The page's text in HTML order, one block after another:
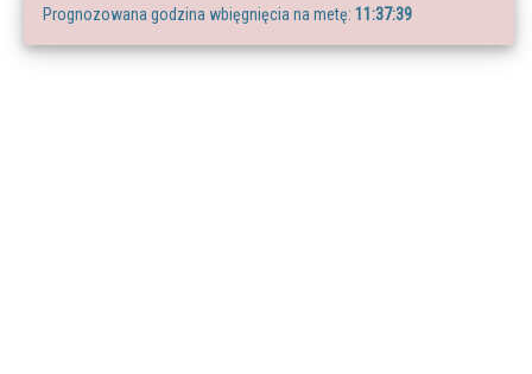
Prognozowana godzina wbięgnięcia na metę: 11:37:39